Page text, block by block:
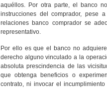
aquéllos. Por otra parte, el banco
instrucciones del comprador, pese
relaciones banco comprador se
representativo.
Por ello es que el banco no
derecho alguno vinculado a la
absoluta prescindencia de las
que obtenga beneficios o
contrato, ni invocar el